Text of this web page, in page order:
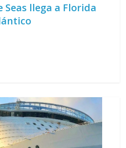
llega a Florida